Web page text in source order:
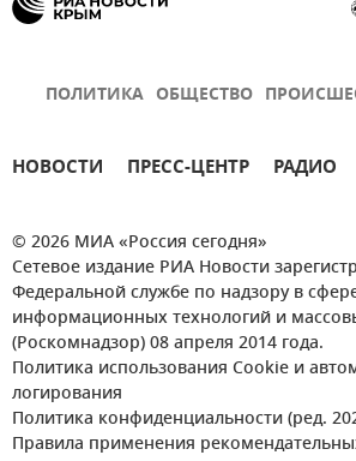
ПОЛИТИКА ОБЩЕСТВО
НОВОСТИ ПРЕСС-ЦЕНТР РАДИО
© 2026 МИА «Россия сегодня»
Сетевое издание РИА Новости
Федеральной службе по надзору в
информационных технологий и
(Роскомнадзор) 08 апреля 2014 года.
Политика использования Cookie и
логирования
Политика конфиденциальности (ред.
Правила применения